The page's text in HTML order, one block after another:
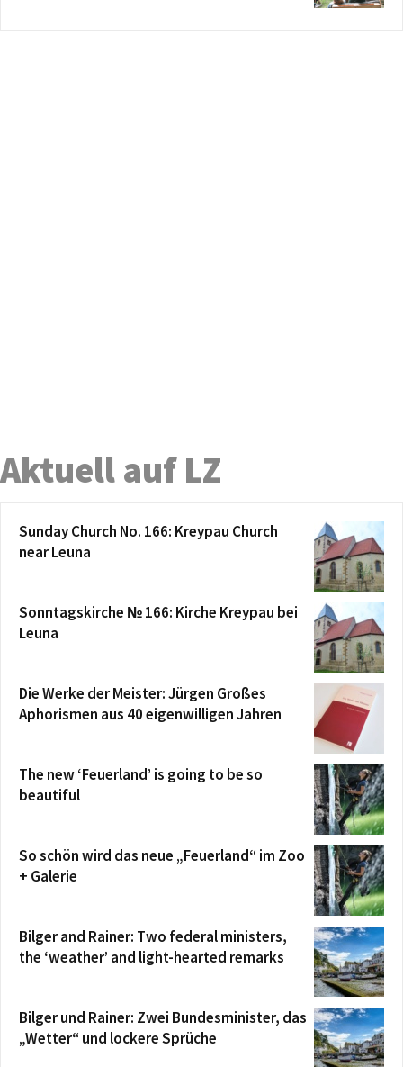
Aktuell auf LZ
Sunday Church No. 166: Kreypau Church
near Leuna
Sonntagskirche № 166: Kirche Kreypau bei
Leuna
Die Werke der Meister: Jürgen Großes
Aphorismen aus 40 eigenwilligen Jahren
The new ‘Feuerland’ is going to be so
beautiful
So schön wird das neue „Feuerland“ im Zoo
+ Galerie
Bilger and Rainer: Two federal ministers,
the ‘weather’ and light-hearted remarks
Bilger und Rainer: Zwei Bundesminister, das
„Wetter“ und lockere Sprüche